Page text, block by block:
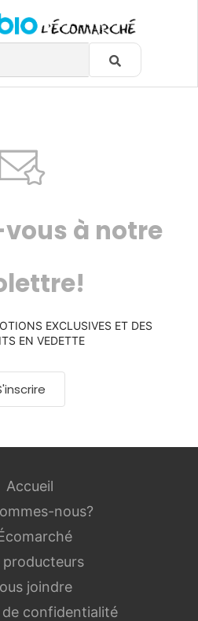
à notre
EXCLUSIVES ET DES
EN VEDETTE
Accueil
nous?
producteurs
joindre
de confidentialité